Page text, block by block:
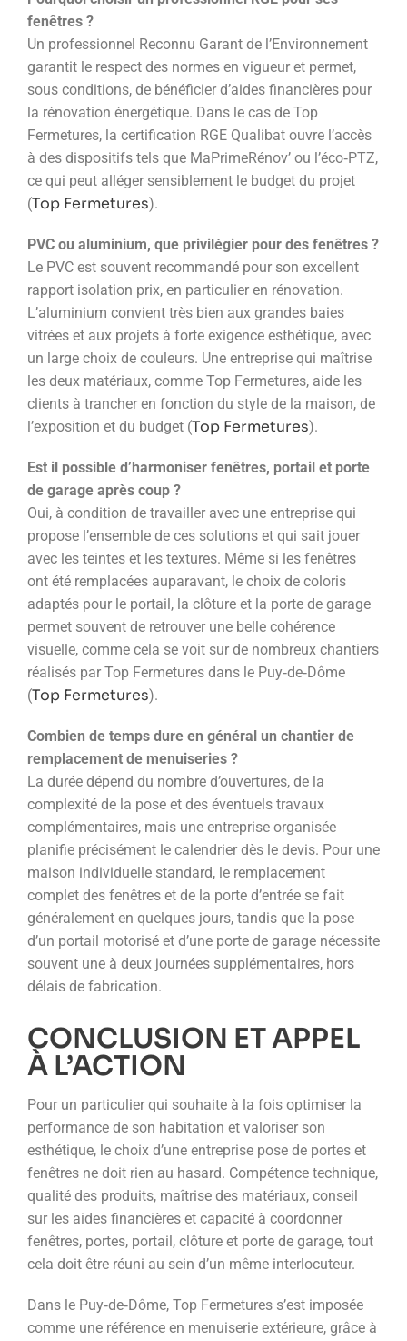
fenêtres ?
Un professionnel Reconnu Garant de l’Environnement
garantit le respect des normes en vigueur et permet,
sous conditions, de bénéficier d’aides financières pour
la rénovation énergétique. Dans le cas de Top
Fermetures, la certification RGE Qualibat ouvre l’accès
à des dispositifs tels que MaPrimeRénov’ ou l’éco‑PTZ,
ce qui peut alléger sensiblement le budget du projet
(Top Fermetures).
PVC ou aluminium, que privilégier pour des fenêtres ?
Le PVC est souvent recommandé pour son excellent
rapport isolation prix, en particulier en rénovation.
L’aluminium convient très bien aux grandes baies
vitrées et aux projets à forte exigence esthétique, avec
un large choix de couleurs. Une entreprise qui maîtrise
les deux matériaux, comme Top Fermetures, aide les
clients à trancher en fonction du style de la maison, de
l’exposition et du budget (Top Fermetures).
Est il possible d’harmoniser fenêtres, portail et porte
de garage après coup ?
Oui, à condition de travailler avec une entreprise qui
propose l’ensemble de ces solutions et qui sait jouer
avec les teintes et les textures. Même si les fenêtres
ont été remplacées auparavant, le choix de coloris
adaptés pour le portail, la clôture et la porte de garage
permet souvent de retrouver une belle cohérence
visuelle, comme cela se voit sur de nombreux chantiers
réalisés par Top Fermetures dans le Puy‑de‑Dôme
(Top Fermetures).
Combien de temps dure en général un chantier de
remplacement de menuiseries ?
La durée dépend du nombre d’ouvertures, de la
complexité de la pose et des éventuels travaux
complémentaires, mais une entreprise organisée
planifie précisément le calendrier dès le devis. Pour une
maison individuelle standard, le remplacement
complet des fenêtres et de la porte d’entrée se fait
généralement en quelques jours, tandis que la pose
d’un portail motorisé et d’une porte de garage nécessite
souvent une à deux journées supplémentaires, hors
délais de fabrication.
CONCLUSION ET APPEL
À L’ACTION
Pour un particulier qui souhaite à la fois optimiser la
performance de son habitation et valoriser son
esthétique, le choix d’une entreprise pose de portes et
fenêtres ne doit rien au hasard. Compétence technique,
qualité des produits, maîtrise des matériaux, conseil
sur les aides financières et capacité à coordonner
fenêtres, portes, portail, clôture et porte de garage, tout
cela doit être réuni au sein d’un même interlocuteur.
Dans le Puy‑de‑Dôme, Top Fermetures s’est imposée
comme une référence en menuiserie extérieure, grâce à